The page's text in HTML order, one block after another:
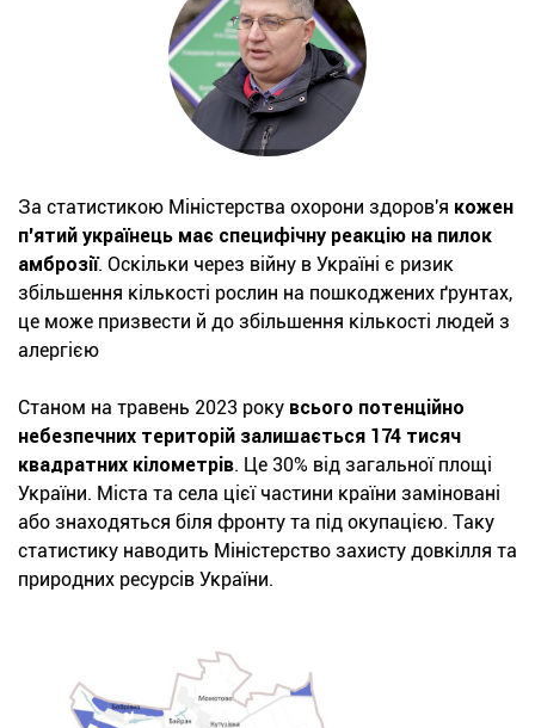
За статистикою Міністерства охорони здоров'я кожен
п'ятий українець має специфічну реакцію на пилок
амброзії. Оскільки через війну в Україні є ризик
збільшення кількості рослин на пошкоджених ґрунтах,
це може призвести й до збільшення кількості людей з
алергією
Станом на травень 2023 року всього потенційно
небезпечних територій залишається 174 тисяч
квадратних кілометрів. Це 30% від загальної площі
України. Міста та села цієї частини країни заміновані
або знаходяться біля фронту та під окупацією. Таку
статистику наводить Міністерство захисту довкілля та
природних ресурсів України.